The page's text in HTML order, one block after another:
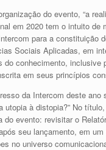
do evento, “a
em 2020 tem o intuito de
para a constituição
Sociais Aplicadas, em
do conhecimento, inclusive
em seus princípios
da Intercom deste ano
utopia à distopia?” No
do evento: revisitar o
seu lançamento, em
no universo